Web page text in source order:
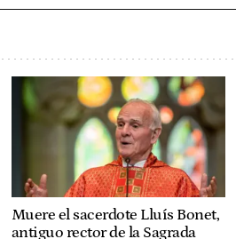
Muere el sacerdote Lluís Bonet,
antiguo rector de la Sagrada